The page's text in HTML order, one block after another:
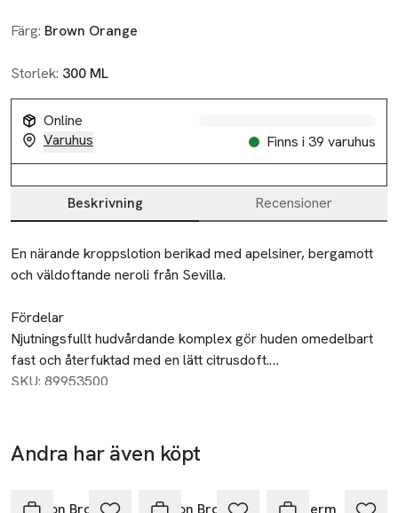
Färg: Brown Orange
Storlek: 300 ML
Online
Varuhus
Finns i 39 varuhus
Beskrivning Recensioner
Beskrivning
En närande kroppslotion berikad med apelsiner, bergamott
och väldoftande neroli från Sevilla.
Fördelar
Njutningsfullt hudvårdande komplex gör huden omedelbart
fast och återfuktad med en lätt citrusdoft.
Doften
SKU: 89953500
Andra har även köpt